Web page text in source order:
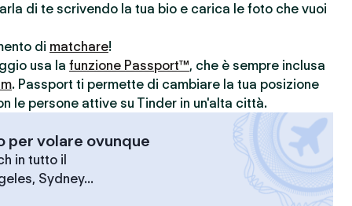
di te scrivendo la tua bio e carica le foto che vuoi
di matchare!
usa la funzione Passport™, che è sempre inclusa
. Passport ti permette di cambiare la tua posizione
le persone attive su Tinder in un'alta città.
per volare ovunque
in tutto il
Sydney...